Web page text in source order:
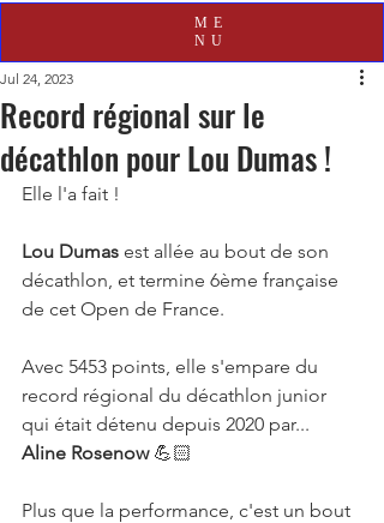
ME
NU
Record régional sur le
décathlon pour Lou Dumas !
Jul 24, 2023
Elle l'a fait !
Lou Dumas est allée au bout de son
décathlon, et termine 6ème française
de cet Open de France.
Avec 5453 points, elle s'empare du
record régional du décathlon junior
qui était détenu depuis 2020 par...
Aline Rosenow 💪🏻
Plus que la performance, c'est un bout